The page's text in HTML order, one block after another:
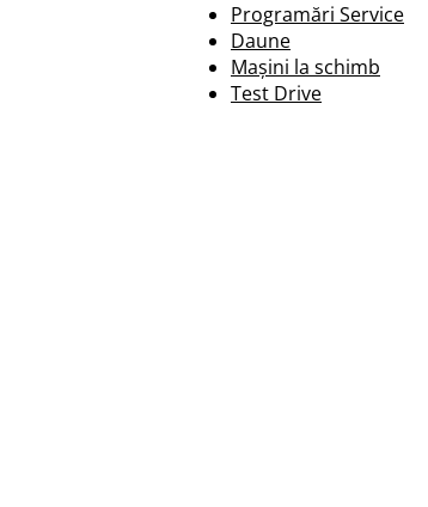
Programări Service
Daune
Mașini la schimb
Test Drive